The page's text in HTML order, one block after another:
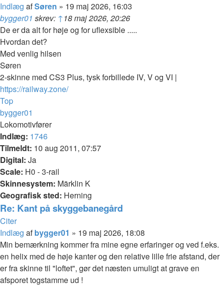
Indlæg afSøren » 19 maj 2026, 16:03
bygger01 skrev: ↑18 maj 2026, 20:26
De er da alt for høje og for uflexsible .....
Hvordan det?
Med venlig hilsen
Søren
2-skinne med CS3 Plus, tysk forbillede IV, V og VI |
https://railway.zone/
Top
bygger01
Lokomotivfører
Indlæg: 1746
Tilmeldt: 10 aug 2011, 07:57
Digital: Ja
Scale: H0 - 3-rail
Skinnesystem: Märklin K
Geografisk sted: Herning
Re: Kant på skyggebanegård
Citer
Indlæg afbygger01 » 19 maj 2026, 18:08
Min bemærkning kommer fra mine egne erfaringer og ved f.eks.
en helix med de høje kanter og den relative lille frie afstand, der
er fra skinne til "loftet", gør det næsten umuligt at grave en
afsporet togstamme ud !